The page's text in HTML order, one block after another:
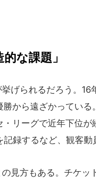
な課題」
げられるだろう。16
から遠ざかっている
リーグで近年下位
録するなど、観客動
見方もある。チケッ